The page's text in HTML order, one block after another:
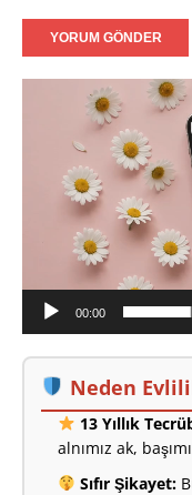
00:00
Neden
13 Yıllık
alnımız ak,
Sıfır Şikayet: